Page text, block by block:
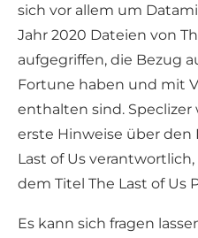
sich vor allem um
Jahr 2020 Dateien von
aufgegriffen, die Bezug
Fortune haben und mit
enthalten sind.
erste Hinweise über den
Last of Us
dem Titel The Last of Us
Es kann sich fragen